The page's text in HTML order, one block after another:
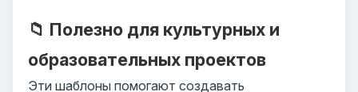
📁 Полезно для культурных и
образовательных проектов
Эти шаблоны помогают создавать